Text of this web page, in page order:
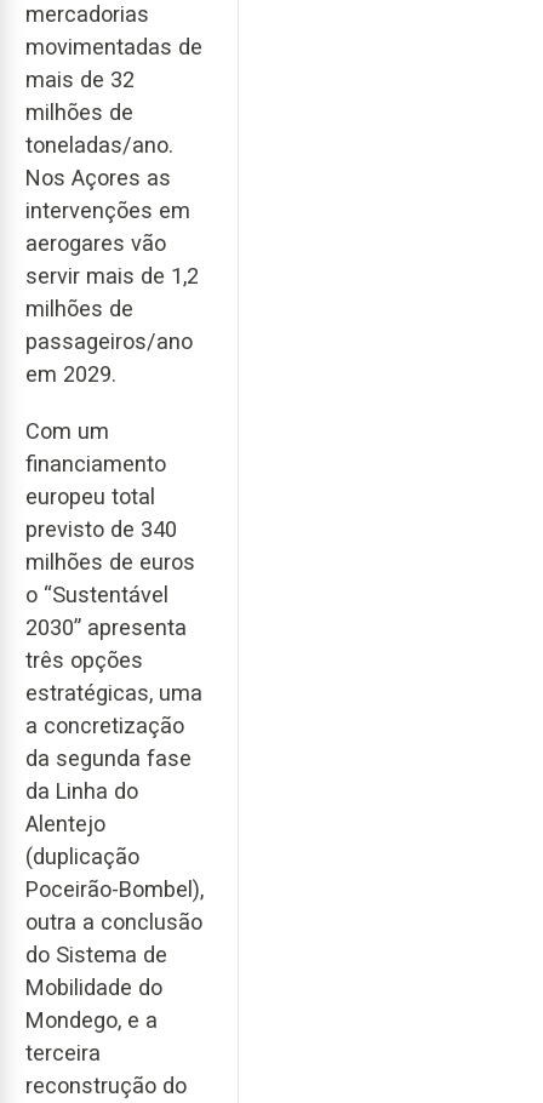
mercadorias
movimentadas de
mais de 32
milhões de
toneladas/ano.
Nos Açores as
intervenções em
aerogares vão
servir mais de 1,2
milhões de
passageiros/ano
em 2029.
Com um
financiamento
europeu total
previsto de 340
milhões de euros
o “Sustentável
2030” apresenta
três opções
estratégicas, uma
a concretização
da segunda fase
da Linha do
Alentejo
(duplicação
Poceirão-Bombel),
outra a conclusão
do Sistema de
Mobilidade do
Mondego, e a
terceira
reconstrução do